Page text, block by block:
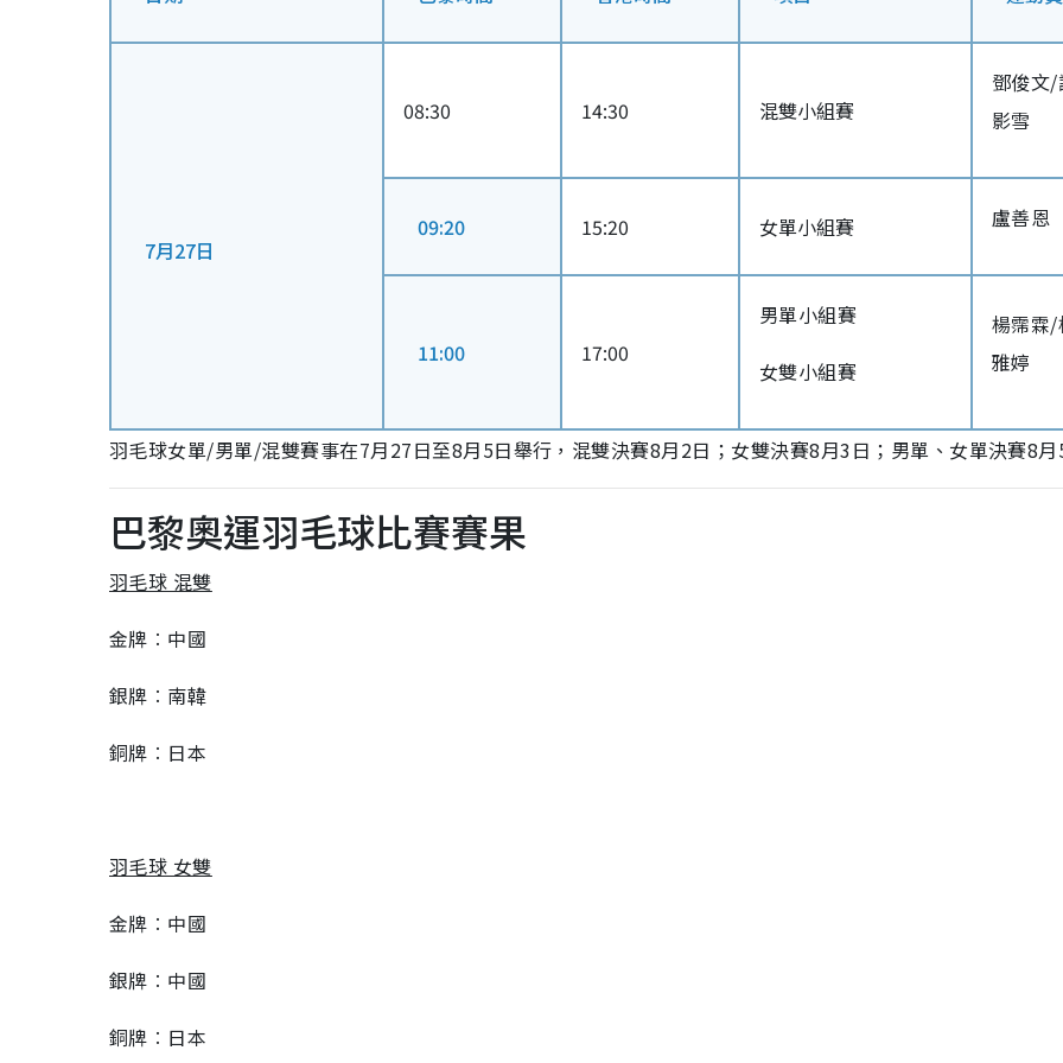
7月27日
08:30 14:30 混雙小組賽
鄧俊文/
影雪
09:20 15:20 女單小組賽 盧善恩
11:00 17:00
男單小組賽
女雙小組賽
楊霈霖/
雅婷
羽毛球女單/男單/混雙賽事在7月27日至8月5日舉行，混雙決賽8月2日；女雙決賽8月3日；男單、女單決賽8月
巴黎奧運羽毛球比賽賽果
羽毛球 混雙
金牌︰中國
銀牌︰南韓
銅牌︰日本
羽毛球 女雙
金牌︰中國
銀牌︰中國
銅牌︰日本